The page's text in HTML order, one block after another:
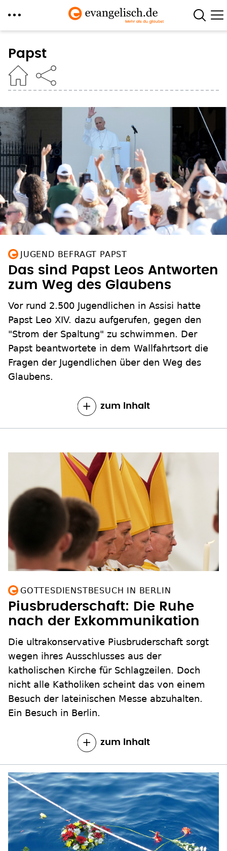
zum
Inhalt
Papst
JUGEND BEFRAGT PAPST
Das sind Papst Leos Antworten
zum Weg des Glaubens
Vor rund 2.500 Jugendlichen in Assisi hatte
Papst Leo XIV. dazu aufgerufen, gegen den
"Strom der Spaltung" zu schwimmen. Der
Papst beantwortete in dem Wallfahrtsort die
Fragen der Jugendlichen über den Weg des
Glaubens.
zum Inhalt
GOTTESDIENSTBESUCH IN BERLIN
Piusbruderschaft: Die Ruhe
nach der Exkommunikation
Die ultrakonservative Piusbruderschaft sorgt
wegen ihres Ausschlusses aus der
katholischen Kirche für Schlagzeilen. Doch
nicht alle Katholiken scheint das von einem
Besuch der lateinischen Messe abzuhalten.
Ein Besuch in Berlin.
zum Inhalt